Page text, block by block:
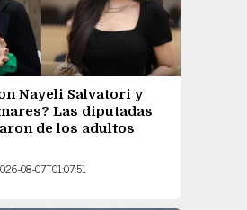
Nayeli Salvatori y
Las diputadas
de los adultos
08-07T01:07:51